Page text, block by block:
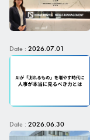
Date : 2026.07.01
Date : 2026.06.30